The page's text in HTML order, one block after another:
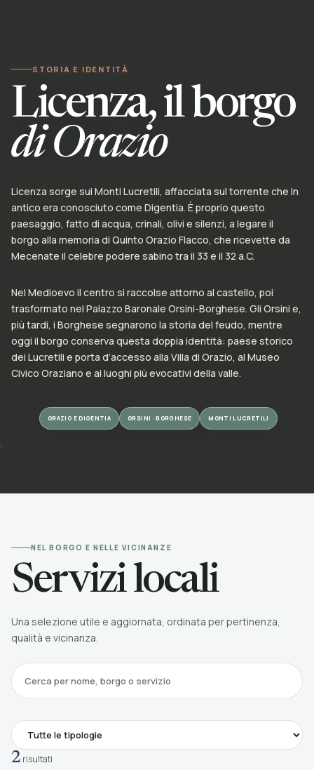
STORIA E IDENTITÀ
Licenza, il borgo
di Orazio
Licenza sorge sui Monti Lucretili, affacciata sul torrente che in
antico era conosciuto come Digentia. È proprio questo
paesaggio, fatto di acqua, crinali, olivi e silenzi, a legare il
borgo alla memoria di Quinto Orazio Flacco, che ricevette da
Mecenate il celebre podere sabino tra il 33 e il 32 a.C.
Nel Medioevo il centro si raccolse attorno al castello, poi
trasformato nel Palazzo Baronale Orsini-Borghese. Gli Orsini e,
più tardi, i Borghese segnarono la storia del feudo, mentre
oggi il borgo conserva questa doppia identità: paese storico
dei Lucretili e porta d’accesso alla Villa di Orazio, al Museo
Civico Oraziano e ai luoghi più evocativi della valle.
ORAZIO E DIGENTIA ORSINI · BORGHESE MONTI LUCRETILI
NEL BORGO E NELLE VICINANZE
Servizi locali
Una selezione utile e aggiornata, ordinata per pertinenza,
qualità e vicinanza.
2 risultati